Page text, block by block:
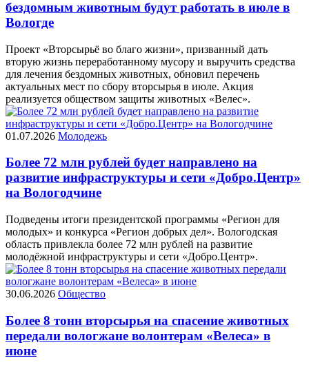
бездомным животным будут работать в июле в
Вологде
Проект «Вторсырьё во благо жизни», призванный дать
вторую жизнь переработанному мусору и выручить средства
для лечения бездомных животных, обновил перечень
актуальных мест по сбору вторсырья в июле. Акция
реализуется обществом защиты животных «Велес».
01.07.2026 Молодежь
Более 72 млн рублей будет направлено на
развитие инфраструктуры и сети «Добро.Центр»
на Вологодчине
Подведены итоги президентской программы «Регион для
молодых» и конкурса «Регион добрых дел». Вологодская
область привлекла более 72 млн рублей на развитие
молодёжной инфраструктуры и сети «Добро.Центр».
30.06.2026 Общество
Более 8 тонн вторсырья на спасение животных
передали вологжане волонтерам «Велеса» в
июне